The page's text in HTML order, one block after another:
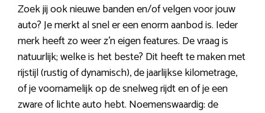
Zoek jij ook nieuwe banden en/of velgen voor jouw
auto? Je merkt al snel er een enorm aanbod is. Ieder
merk heeft zo weer z’n eigen features. De vraag is
natuurlijk; welke is het beste? Dit heeft te maken met
rijstijl (rustig of dynamisch), de jaarlijkse kilometrage,
of je voornamelijk op de snelweg rijdt en of je een
zware of lichte auto hebt. Noemenswaardig: de